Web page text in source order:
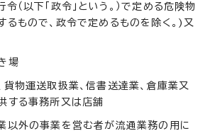
（以下「政令」という。）で定める危険物
るもので、政令で定めるものを除く。)又
場
貨物運送取扱業、信書送達業、倉庫業又
する事務所又は店舗
以外の事業を営む者が流通業務の用に